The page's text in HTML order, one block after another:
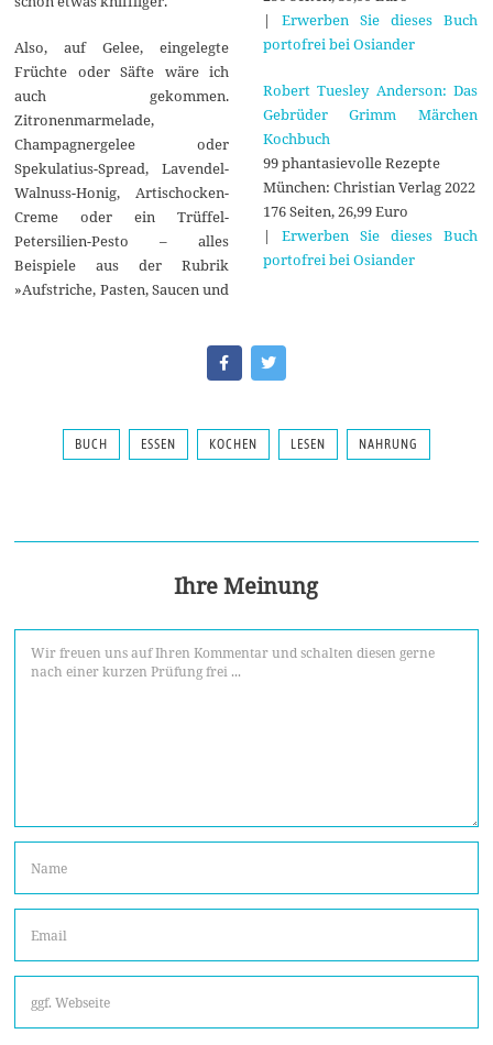
Also, auf Gelee, eingelegte
Früchte oder Säfte wäre ich
auch gekommen.
Zitronenmarmelade,
Champagnergelee oder
Spekulatius-Spread, Lavendel-
Walnuss-Honig, Artischocken-
Creme oder ein Trüffel-
Petersilien-Pesto – alles
Beispiele aus der Rubrik
»Aufstriche, Pasten, Saucen und
| Erwerben Sie dieses Buch
portofrei bei Osiander
Robert Tuesley Anderson: Das
Gebrüder Grimm Märchen
Kochbuch
99 phantasievolle Rezepte
München: Christian Verlag 2022
176 Seiten, 26,99 Euro
| Erwerben Sie dieses Buch
portofrei bei Osiander
BUCH ESSEN KOCHEN LESEN NAHRUNG
Ihre Meinung